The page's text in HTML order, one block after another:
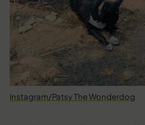
Instagram/Patsy The Wonderdog